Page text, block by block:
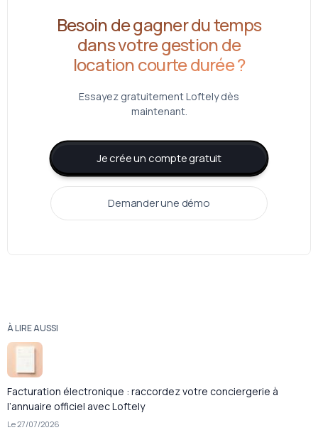
Besoin de gagner du temps
dans votre gestion de
location courte durée ?
Essayez gratuitement Loftely dès
maintenant.
Je crée un compte gratuit
Demander une démo
À LIRE AUSSI
Facturation électronique : raccordez votre conciergerie à
l’annuaire officiel avec Loftely
Le 27/07/2026